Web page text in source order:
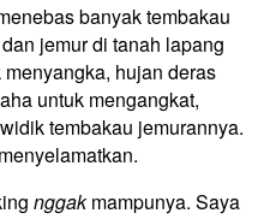
banyak tembakau
jemur di tanah lapang
hujan deras
untuk mengangkat,
tembakau jemurannya.
nggakmampunya. Saya